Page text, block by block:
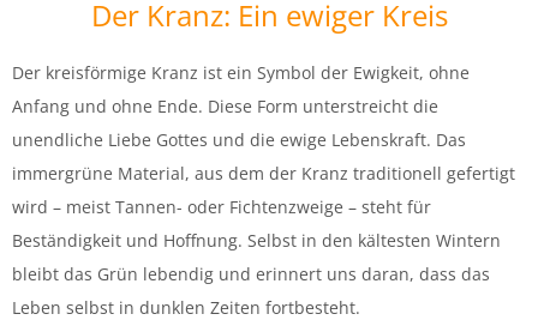
Der Kranz: Ein ewiger Kreis
Der kreisförmige Kranz ist ein Symbol der Ewigkeit, ohne
Anfang und ohne Ende. Diese Form unterstreicht die
unendliche Liebe Gottes und die ewige Lebenskraft. Das
immergrüne Material, aus dem der Kranz traditionell gefertigt
wird – meist Tannen- oder Fichtenzweige – steht für
Beständigkeit und Hoffnung. Selbst in den kältesten Wintern
bleibt das Grün lebendig und erinnert uns daran, dass das
Leben selbst in dunklen Zeiten fortbesteht.